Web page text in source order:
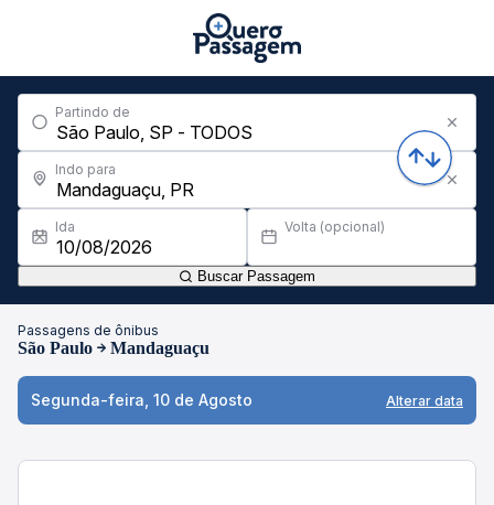
Partindo de
Indo para
Ida Volta (opcional)
Buscar Passagem
Passagens de ônibus
São Paulo Mandaguaçu
Segunda-feira, 10 de Agosto Alterar data